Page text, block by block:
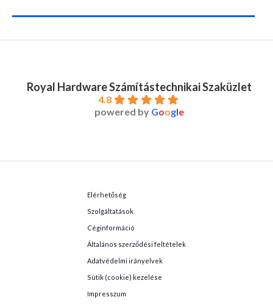
Royal Hardware Számítástechnikai Szaküzlet
4.8
powered by Google
Elérhetőség
Szolgáltatások
Céginformáció
Általános szerződési feltételek
Adatvédelmi irányelvek
Sütik (cookie) kezelése
Impresszum